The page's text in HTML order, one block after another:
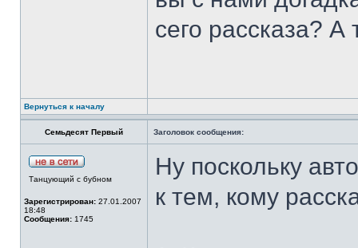
сего рассказа? А
Вернуться к началу
Семьдесят Первый Заголовок сообщения:
Танцующий с бубном
Зарегистрирован: 27.01.2007
18:48
Сообщения: 1745
Ну поскольку
к тем, кому